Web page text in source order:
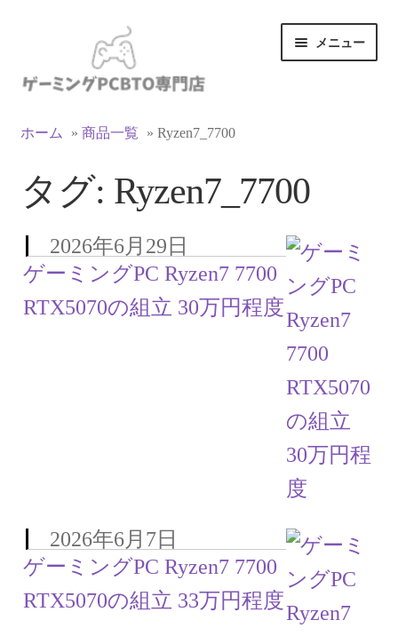
ゲ
ョ
へ
ス
キ
ッ
プ
テ
へ
キ
ッ
プ
メニュー
支払い
お買い物カゴ
お買い物ガイド
ご使用時にあたって
ホーム » 商品一覧 » Ryzen7_7700
タグ: Ryzen7_7700
ゲーミングPC Ryzen7 7700
RTX5070の組立 30万円程度
2026年6月29日
ゲーミングPC Ryzen7 7700
RTX5070の組立 33万円程度
2026年6月7日